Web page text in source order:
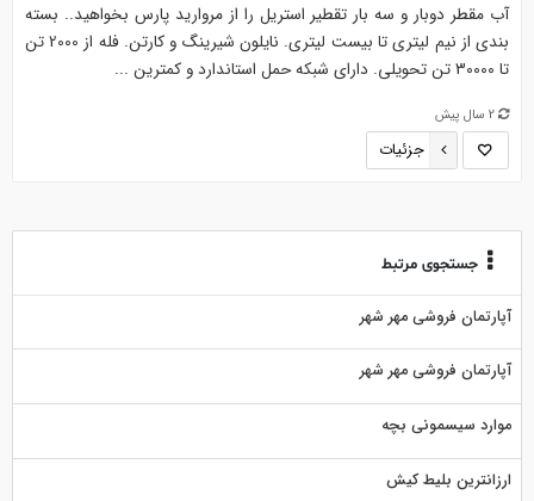
آب مقطر دوبار و سه بار تقطیر استریل را از مروارید پارس بخواهید.. بسته
بندی از نیم لیتری تا بیست لیتری. نایلون شیرینگ و کارتن. فله از 2000 تن
تا 30000 تن تحویلی. دارای شبکه حمل استاندارد و کمترین ...
2 سال پیش
جزئیات
جستجوی مرتبط
آپارتمان فروشی مهر شهر
آپارتمان فروشی مهر شهر
موارد سیسمونی بچه
ارزانترین بلیط کیش